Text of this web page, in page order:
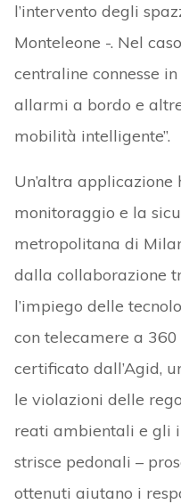
l’intervento degli
Monteleone -. Nel
centraline connesse
allarmi a bordo e
mobilità intelligente”.
Un’altra
monitoraggio e la
metropolitana di
dalla collaborazione
l’impiego delle
con telecamere a 360
certificato dall’Agid,
le violazioni delle
reati ambientali e gli
strisce pedonali –
ottenuti aiutano i